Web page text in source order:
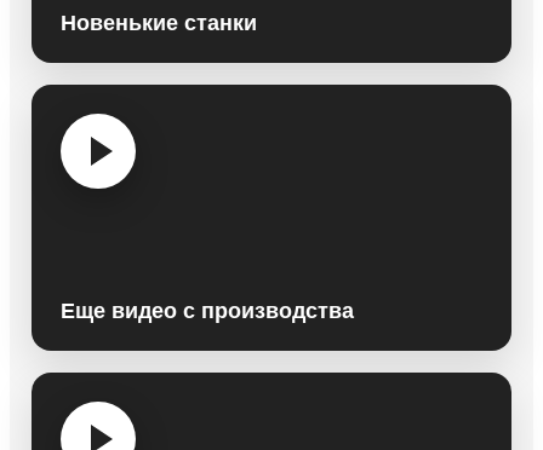
Новенькие станки
Еще видео с производства